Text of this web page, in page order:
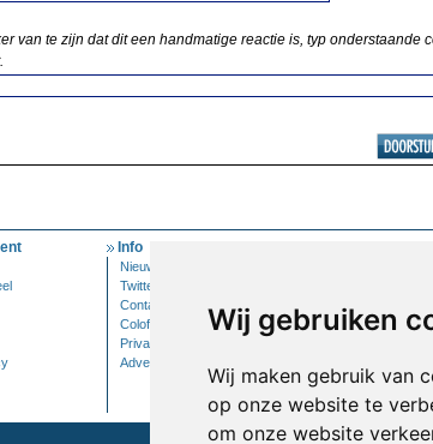
Wij gebruiken
Wij maken gebruik van
op onze website te
om onze website
van te zijn dat dit een handmatige reactie is, typ onderstaande
Info
Nieuwsbrief
Twitter
Contact
Colofon
Privacy
Adverteren